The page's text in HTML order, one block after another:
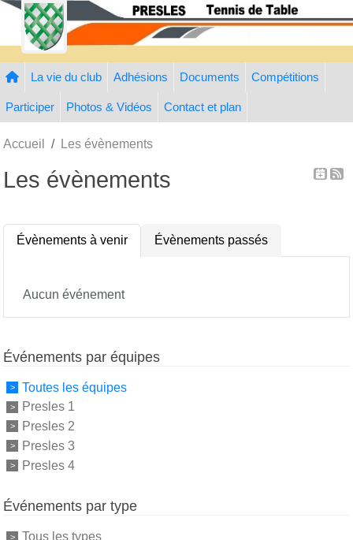
La vie du club Adhésions Documents Compétitions
Participer Photos & Vidéos Contact et plan
Accueil Les évènements
Les évènements
Évènements à venir Évènements passés
Aucun événement
Événements par équipes
Toutes les équipes
Presles 1
Presles 2
Presles 3
Presles 4
Événements par type
Tous les types
Panneau de gestion des cookies